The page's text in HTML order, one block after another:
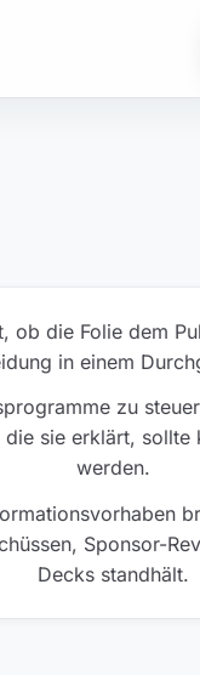
ob die Folie dem
in einem
zu
die sie erklärt, sollte
werden.
Sponsor-
Decks standhält.